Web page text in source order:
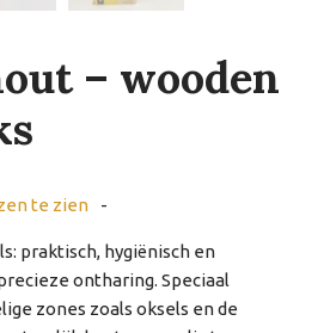
– wooden
te zien -
praktisch, hygiënisch en
ontharing. Speciaal
zones zoals oksels en de